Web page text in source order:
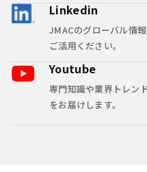
Linkedin
JMACのグローバル情
ご活用ください。
Youtube
専門知識や業界トレン
をお届けします。